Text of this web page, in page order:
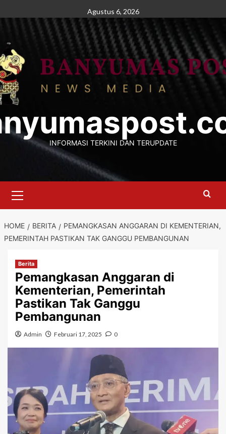
to
Agustus 6, 2026
INFORMASI TERKINI DAN TERUPDATE
Menu
HOME BERITA
PEMANGKASAN ANGGARAN DI KEMENTERIAN,
PEMERINTAH PASTIKAN TAK GANGGU PEMBANGUNAN
Berita
Pemangkasan Anggaran di
Kementerian, Pemerintah
Pastikan Tak Ganggu
Pembangunan
Admin Februari 17, 2025 0